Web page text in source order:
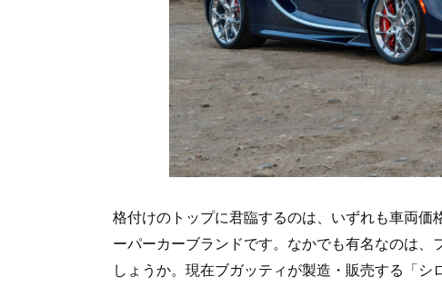
格付けのトップに君臨するのは、いずれも車両
ーパーカーブランドです。なかでも有名なのは
しょうか。現在ブガッティが製造・販売する「シ